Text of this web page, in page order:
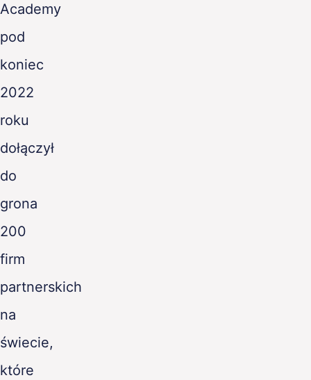
Academy
pod
koniec
2022
roku
dołączył
do
grona
200
firm
partnerskich
na
świecie,
które